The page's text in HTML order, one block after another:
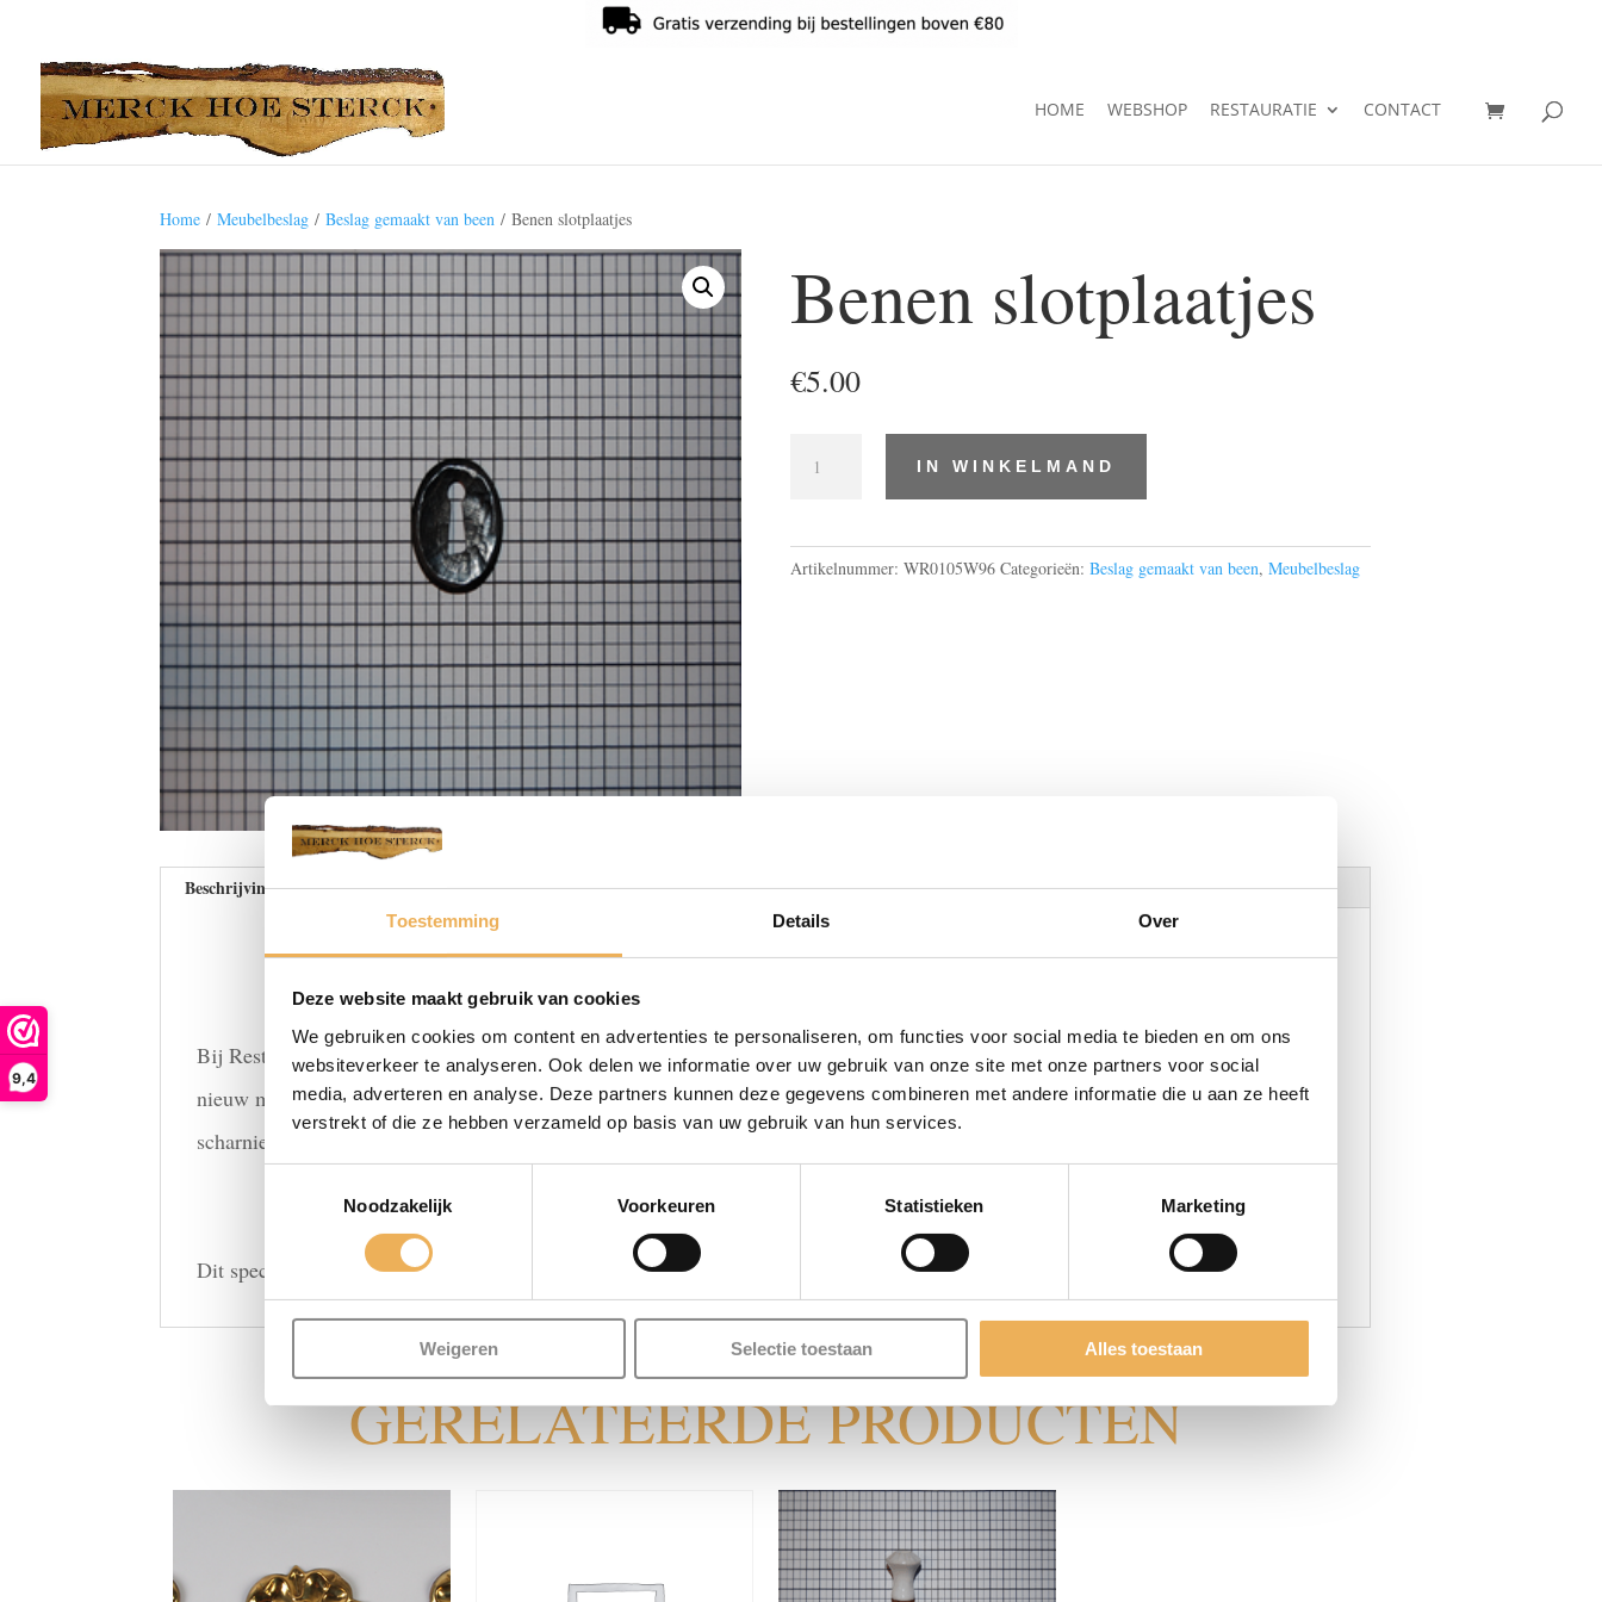
Toestemming Details Over
Deze website maakt gebruik van cookies
We gebruiken cookies om content en advertenties te personaliseren, om functies voor social media te bieden en om ons
websiteverkeer te analyseren. Ook delen we informatie over uw gebruik van onze site met onze partners voor social
media, adverteren en analyse. Deze partners kunnen deze gegevens combineren met andere informatie die u aan ze heeft
verstrekt of die ze hebben verzameld op basis van uw gebruik van hun services.
Noodzakelijk
Voorkeuren Statistieken Marketing
Weigeren Selectie toestaan Alles toestaan
9,4
HOME WEBSHOP RESTAURATIE CONTACT
Home /Meubelbeslag /Beslag gemaakt van been / Benen slotplaatjes
Benen slotplaatjes
€5.00
slotplaatjes
IN WINKELMAND
Artikelnummer: WR0105W96 Categorieën: Beslag gemaakt van been, Meubelbeslag
Beschrijving Beoordelingen (0)
BESCHRIJVING
Bij Restauratieproducten bieden wij een zeer groot aanbod aan meubelbeslag. Of u nou een oud meubel op knapt óf juist een
nieuw meubel laat maken. Meubelbeslag is essentieel voor deze oude tafel, kast of stoel. We hebben diverse meubeldeurgrepen,
scharnieren of sleutelplaten die allemaal kunnen bijdragen aan uw styling. Ga voor antiek of juist modern met leer.
Dit specifieke Meubelbeslag is gemaakt van Been.
GERELATEERDE PRODUCTEN